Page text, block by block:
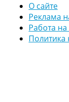
О сайте
Реклама
Работа на
Политика